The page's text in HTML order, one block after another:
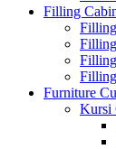
Filling
Furniture
Kursi